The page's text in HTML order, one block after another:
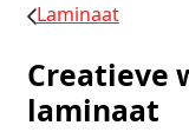
Laminaat
Creatieve
laminaat